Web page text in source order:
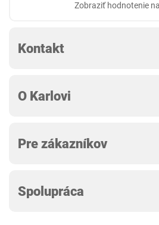
Zobraziť hodnotenie
Kontakt
O Karlovi
Pre zákazníkov
Spolupráca